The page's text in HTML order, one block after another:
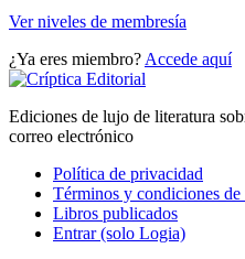
Ver niveles de membresía
¿Ya eres miembro? Accede aquí
Ediciones de lujo de literatura
correo electrónico
Política de privacidad
Términos y condiciones de
Libros publicados
Entrar (solo Logia)